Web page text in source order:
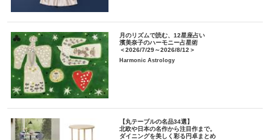
月のリズムで読む、12星座占い
濱美奈子のハーモニー占星術
＜2026/7/29～2026/8/12＞
Harmonic Astrology
【丸テーブルの名品34選】
北欧や日本の名作から注目作まで。
ダイニングを美しく彩る円卓まとめ